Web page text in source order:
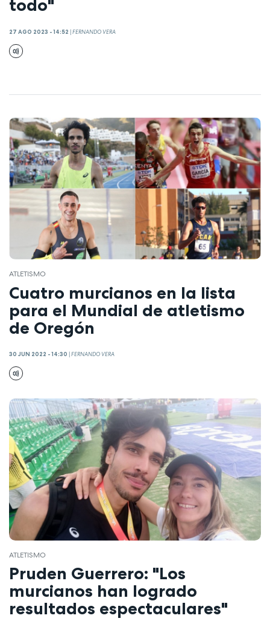
todo"
27 AGO 2023 - 14:52 |FERNANDO VERA
ATLETISMO
Cuatro murcianos en la lista
para el Mundial de atletismo
de Oregón
30 JUN 2022 - 14:30 |FERNANDO VERA
ATLETISMO
Pruden Guerrero: "Los
murcianos han logrado
resultados espectaculares"